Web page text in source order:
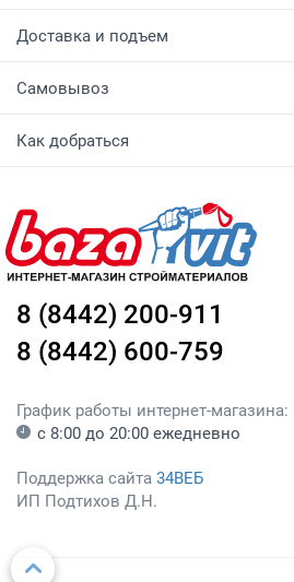
Доставка и подъем
Самовывоз
Как добраться
8 (8442) 200-911
8 (8442) 600-759
График работы интернет-магазина:
с 8:00 до 20:00 ежедневно
Поддержка сайта 34ВЕБ
ИП Подтихов Д.Н.